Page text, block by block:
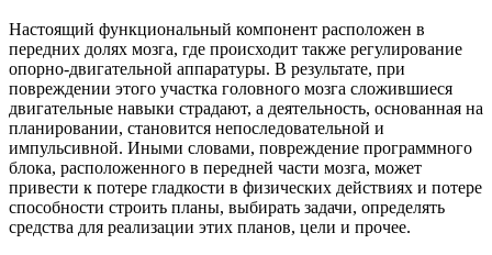
Настоящий функциональный компонент расположен в
передних долях мозга, где происходит также регулирование
опорно-двигательной аппаратуры. В результате, при
повреждении этого участка головного мозга сложившиеся
двигательные навыки страдают, а деятельность, основанная на
планировании, становится непоследовательной и
импульсивной. Иными словами, повреждение программного
блока, расположенного в передней части мозга, может
привести к потере гладкости в физических действиях и потере
способности строить планы, выбирать задачи, определять
средства для реализации этих планов, цели и прочее.